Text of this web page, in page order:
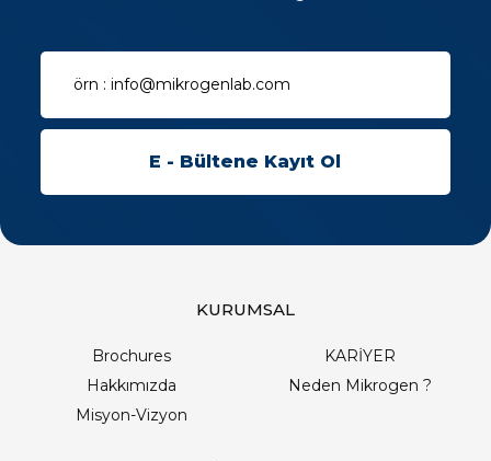
KURUMSAL
Brochures
KARİYER
Hakkımızda
Neden Mikrogen ?
Misyon-Vizyon